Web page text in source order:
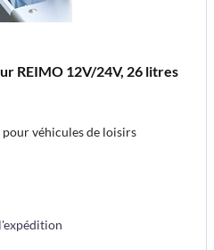
REIMO 12V/24V, 26 litres
véhicules de loisirs